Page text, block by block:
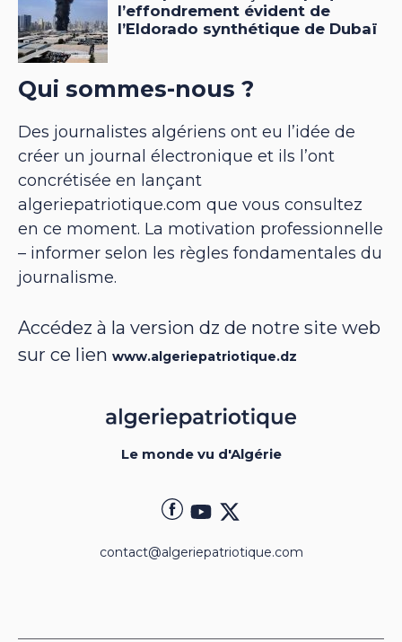
Qui sommes-nous ?
Des journalistes algériens ont eu l’idée de
créer un journal électronique et ils l’ont
concrétisée en lançant
algeriepatriotique.com que vous consultez
en ce moment. La motivation professionnelle
– informer selon les règles fondamentales du
journalisme.
Accédez à la version dz de notre site web
sur ce lien www.algeriepatriotique.dz
Le monde vu d'Algérie
contact@algeriepatriotique.com